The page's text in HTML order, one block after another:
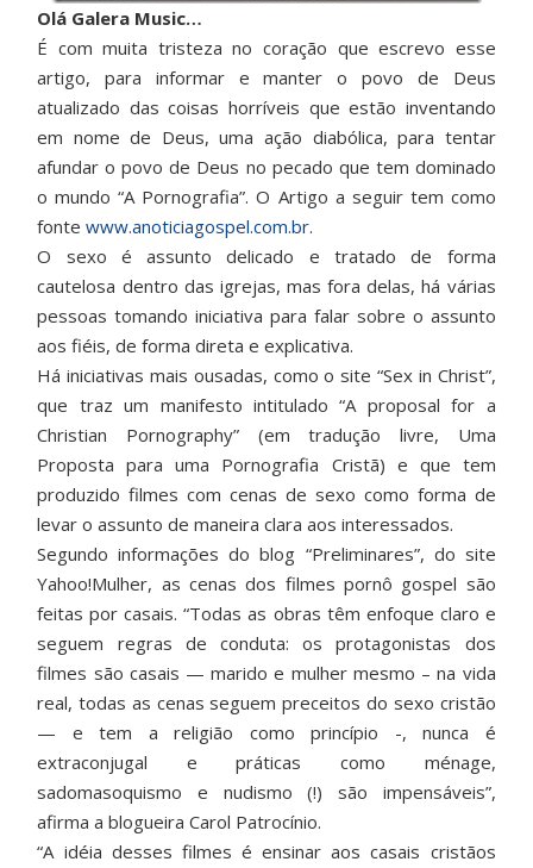
Olá Galera Music…
É com muita tristeza no coração que escrevo esse
artigo, para informar e manter o povo de Deus
atualizado das coisas horríveis que estão inventando
em nome de Deus, uma ação diabólica, para tentar
afundar o povo de Deus no pecado que tem dominado
o mundo “A Pornografia”. O Artigo a seguir tem como
fontewww.anoticiagospel.com.br.
O sexo é assunto delicado e tratado de forma
cautelosa dentro das igrejas, mas fora delas, há várias
pessoas tomando iniciativa para falar sobre o assunto
aos fiéis, de forma direta e explicativa.
Há iniciativas mais ousadas, como o site “Sex in Christ”,
que traz um manifesto intitulado “A proposal for a
Christian Pornography” (em tradução livre, Uma
Proposta para uma Pornografia Cristã) e que tem
produzido filmes com cenas de sexo como forma de
levar o assunto de maneira clara aos interessados.
Segundo informações do blog “Preliminares”, do site
Yahoo!Mulher, as cenas dos filmes pornô gospel são
feitas por casais. “Todas as obras têm enfoque claro e
seguem regras de conduta: os protagonistas dos
filmes são casais — marido e mulher mesmo – na vida
real, todas as cenas seguem preceitos do sexo cristão
— e tem a religião como princípio -, nunca é
extraconjugal e práticas como ménage,
sadomasoquismo e nudismo (!) são impensáveis”,
afirma a blogueira Carol Patrocínio.
“A idéia desses filmes é ensinar aos casais cristãos